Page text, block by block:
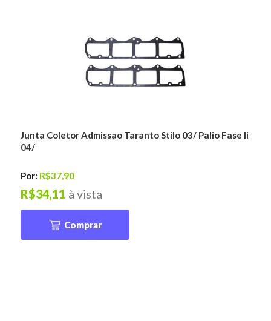
Junta Coletor Admissao Taranto Stilo 03/ Palio Fase Ii
04/
Por: R$37,90
à vista
R$34,11
Comprar